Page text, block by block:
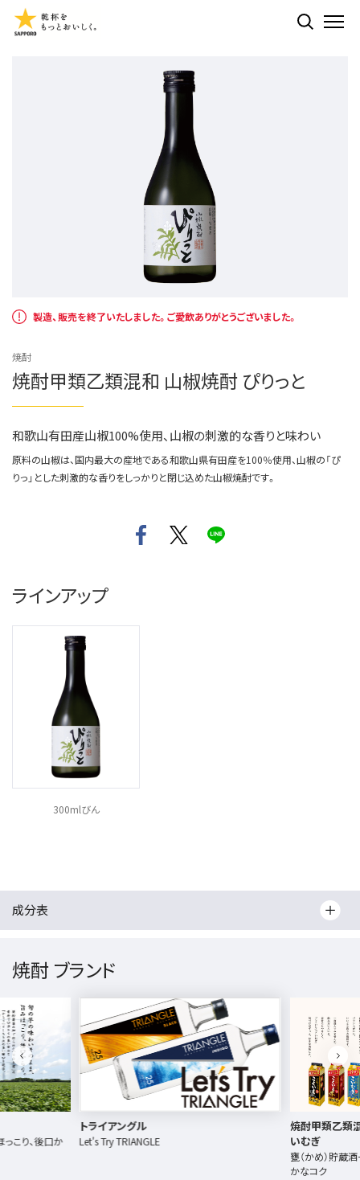
検索する
製造、販売を終了いたしました。ご愛飲ありがとうございました。
焼酎
焼酎甲類乙類混和 山椒焼酎 ぴりっと
和歌山有田産山椒100%使用、山椒の刺激的な香りと味わい
原料の山椒は、国内最大の産地である和歌山県有田産を100％使用、山椒の「ぴ
りっ」とした刺激的な香りをしっかりと閉じ込めた山椒焼酎です。
ラインアップ
300mlびん
成分表
焼酎 ブランド
こり、後口か
トライアングル
Let's Try TRIANGLE
焼酎甲類乙類
いむぎ
甕（かめ）貯蔵
かなコク